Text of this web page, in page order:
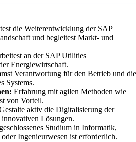
die Weiterentwicklung der SAP
und begleitest Markt- und
an der SAP Utilities
Energiewirtschaft.
Verantwortung für den Betrieb und die
Systems.
Erfahrung mit agilen Methoden wie
von Vorteil.
Gestalte aktiv die Digitalisierung der
Lösungen.
Studium in Informatik,
Ingenieurwesen ist erforderlich.